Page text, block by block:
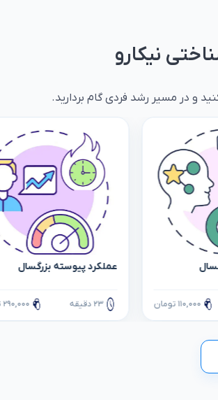
نیکارو
و در مسیر رشد فردی گام بردارید.
۱۱۰,۰۰۰ تومان
عملکرد پیوسته بزرگسال
۲۳ دقیقه ۲۹۰,۰۰۰ تومان